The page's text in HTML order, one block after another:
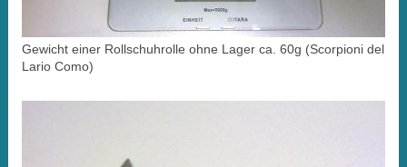
Gewicht einer Rollschuhrolle ohne Lager ca. 60g (Scorpioni del
Lario Como)